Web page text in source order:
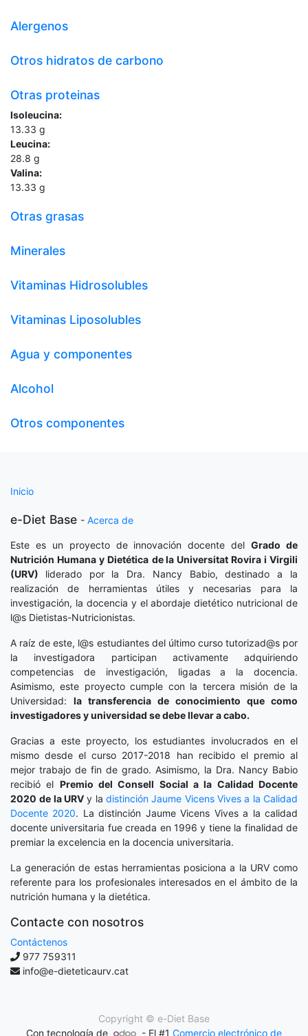
Alergenos
Otros hidratos de carbono
Otras proteinas
Isoleucina:
13.33 g
Leucina:
28.8 g
Valina:
13.33 g
Otras grasas
Minerales
Vitaminas Hidrosolubles
Vitaminas Liposolubles
Agua y componentes
Alcohol
Otros componentes
Inicio
e-Diet Base - Acerca de
Este es un proyecto de innovación docente delGrado de
Nutrición Humana y Dietética de la Universitat Rovira i Virgili
(URV) liderado por la Dra. Nancy Babio, destinado a la
realización de herramientas útiles y necesarias para la
investigación, la docencia y el abordaje dietético nutricional de
l@s Dietistas-Nutricionistas.
A raíz de este, l@s estudiantes del último curso tutorizad@s por
la investigadora participan activamente adquiriendo
competencias de investigación, ligadas a la docencia.
Asimismo, este proyecto cumple con la tercera misión de la
Universidad: la transferencia de conocimiento que como
investigadores y universidad se debe llevar a cabo.
Gracias a este proyecto, los estudiantes involucrados en el
mismo desde el curso 2017-2018 han recibido el premio al
mejor trabajo de fin de grado. Asimismo, la Dra. Nancy Babio
recibió el Premio del Consell Social a la Calidad Docente
2020 de la URV y ladistinción Jaume Vicens Vives a la Calidad
Docente 2020. La distinción Jaume Vicens Vives a la calidad
docente universitaria fue creada en 1996 y tiene la finalidad de
premiar la excelencia en la docencia universitaria.
La generación de estas herramientas posiciona a la URV como
referente para los profesionales interesados en el ámbito de la
nutrición humana y la dietética.
Contacte con nosotros
Contáctenos
977 759311
info@e-dieteticaurv.cat
Copyright © e-Diet Base
Con tecnología de
- El #1 Comercio electrónico de